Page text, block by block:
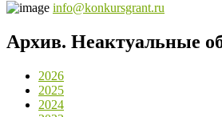
info@konkursgrant.ru
Архив. Неактуальные
2026
2025
2024